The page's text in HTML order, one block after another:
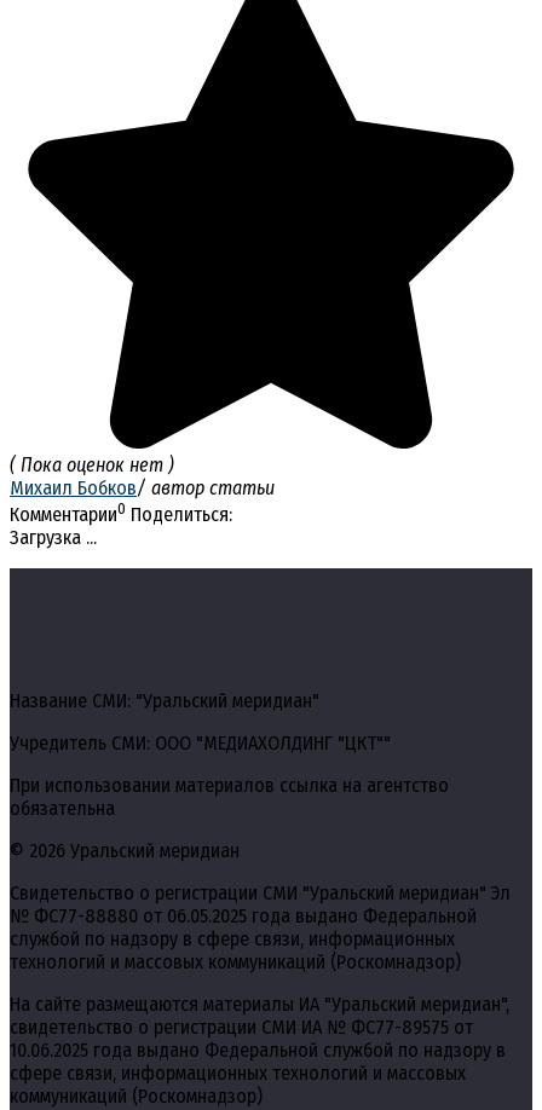
( Пока оценок нет )
Михаил Бобков/ автор статьи
Комментарии0 Поделиться:
Загрузка ...
Название СМИ: "Уральский меридиан"
Учредитель СМИ: ООО "МЕДИАХОЛДИНГ "ЦКТ""
При использовании материалов ссылка на агентство
обязательна
© 2026 Уральский меридиан
Свидетельство о регистрации СМИ "Уральский меридиан" Эл
№ ФС77-88880 от 06.05.2025 года выдано Федеральной
службой по надзору в сфере связи, информационных
технологий и массовых коммуникаций (Роскомнадзор)
На сайте размещаются материалы ИА "Уральский меридиан",
свидетельство о регистрации СМИ ИА № ФС77-89575 от
10.06.2025 года выдано Федеральной службой по надзору в
сфере связи, информационных технологий и массовых
коммуникаций (Роскомнадзор)